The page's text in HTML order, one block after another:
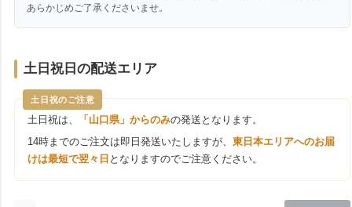
あらかじめご了承くださいませ。
土日祝日の配送エリア
土日祝のご注意
土日祝は、 「山口県」からのみの発送となります。
14時までのご注文は即日発送いたしますが、東日本エリアへのお届
けは最短で翌々日 となりますのでご注意ください。